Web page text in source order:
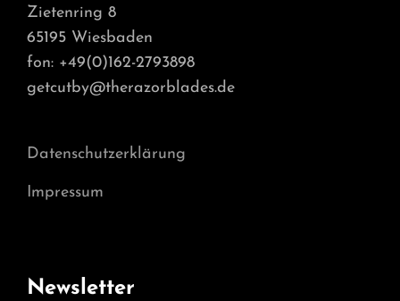
Zietenring 8
65195 Wiesbaden
fon: +49(0)162-2793898
getcutby@therazorblades.de
Datenschutzerklärung
Impressum
Newsletter